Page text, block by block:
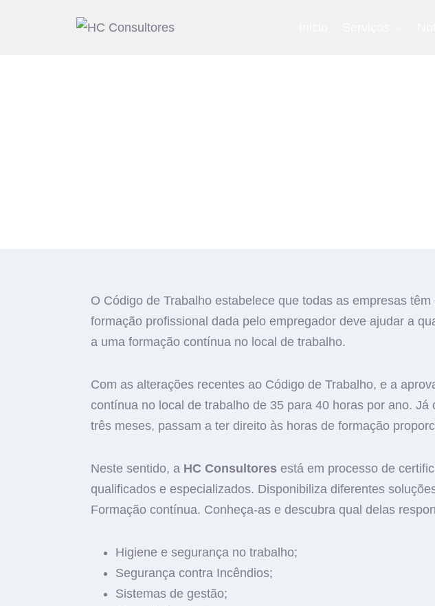
O Código de Trabalho estabelece que todas as empresas
formação profissional dada pelo empregador deve ajudar a
a uma formação contínua no local de trabalho.
Com as alterações recentes ao Código de Trabalho, e a
contínua no local de trabalho de 35 para 40 horas por ano.
três meses, passam a ter direito às horas de formação
Neste sentido, a HC Consultores está em processo de
qualificados e especializados. Disponibiliza diferentes
Formação contínua. Conheça-as e descubra qual delas
Higiene e segurança no trabalho;
Segurança contra Incêndios;
Sistemas de gestão;